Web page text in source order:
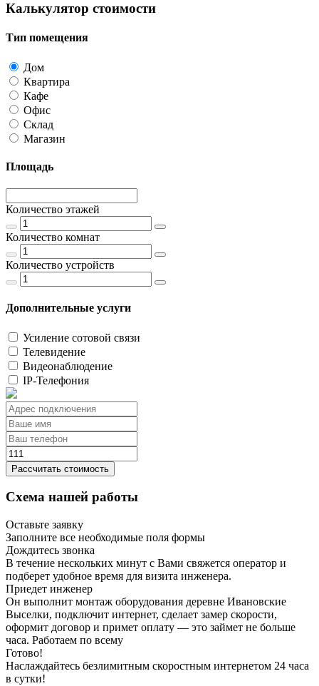
Калькулятор стоимости
Тип помещения
Дом
Квартира
Кафе
Офис
Склад
Магазин
Площадь
Количество этажей
Количество комнат
Количество устройств
Дополнительные услуги
Усиление сотовой связи
Телевидение
Видеонаблюдение
IP-Телефония
Рассчитать стоимость
Схема нашей работы
Оставьте заявку
Заполните все необходимые поля формы
Дождитесь звонка
В течение нескольких минут с Вами свяжется оператор и
подберет удобное время для визита инженера.
Приедет инженер
Он выполнит монтаж оборудования деревне Ивановские
Выселки, подключит интернет, сделает замер скорости,
оформит договор и примет оплату — это займет не больше
часа. Работаем по всему
Готово!
Наслаждайтесь безлимитным скоростным интернетом 24 часа
в сутки!